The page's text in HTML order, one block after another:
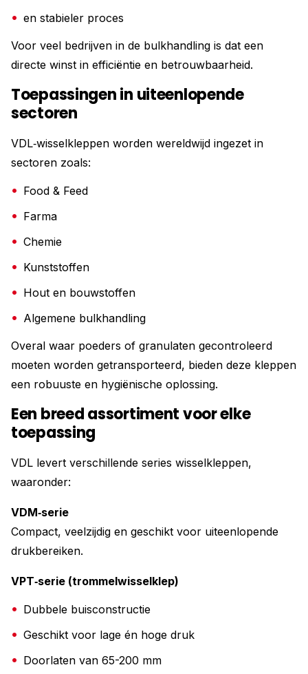
en stabieler proces
Voor veel bedrijven in de bulkhandling is dat een
directe winst in efficiëntie en betrouwbaarheid.
Toepassingen in uiteenlopende
sectoren
VDL‑wisselkleppen worden wereldwijd ingezet in
sectoren zoals:
Food & Feed
Farma
Chemie
Kunststoffen
Hout en bouwstoffen
Algemene bulkhandling
Overal waar poeders of granulaten gecontroleerd
moeten worden getransporteerd, bieden deze kleppen
een robuuste en hygiënische oplossing.
Een breed assortiment voor elke
toepassing
VDL levert verschillende series wisselkleppen,
waaronder:
VDM‑serie
Compact, veelzijdig en geschikt voor uiteenlopende
drukbereiken.
VPT‑serie (trommelwisselklep)
Dubbele buisconstructie
Geschikt voor lage én hoge druk
Doorlaten van 65-200 mm